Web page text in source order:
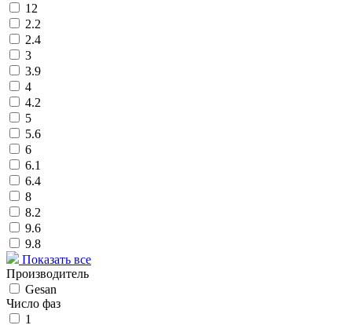
12
2.2
2.4
3
3.9
4
4.2
5
5.6
6
6.1
6.4
8
8.2
9.6
9.8
Показать все
Производитель
Gesan
Число фаз
1